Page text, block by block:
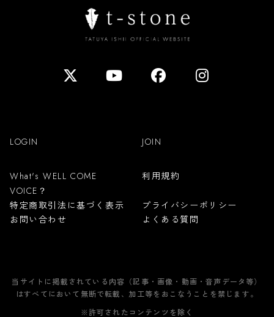
LOGIN JOIN
What's WELL COME
VOICE？
利用規約
特定商取引法に基づく表示
プライバシーポリシー
お問い合わせ
よくある質問
当サイトに掲載されている内容（記事・画像・動画・音声データ等）
はすべてにおいて無断で転載、加工等をおこなうことを禁じます。
※許可されたコンテンツを除く